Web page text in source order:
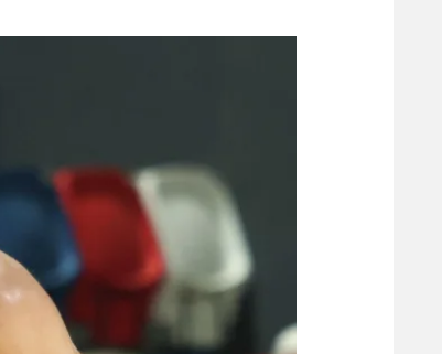
תנאי שימוש
מדיניות פרטיות
תקנון פעילות ספורט 1